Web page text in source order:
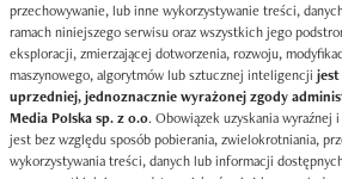
przechowywanie, lub inne wykorzystywanie treści,
ramach niniejszego serwisu oraz wszystkich jego
eksploracji, zmierzającej dotworzenia, rozwoju,
maszynowego, algorytmów lub sztucznej inteligencji
uprzedniej, jednoznacznie wyrażonej zgody
Media Polska sp. z o.o. Obowiązek uzyskania wyraźnej
jest bez względu sposób pobierania, zwielokrotniania,
wykorzystywania treści, danych lub informacji